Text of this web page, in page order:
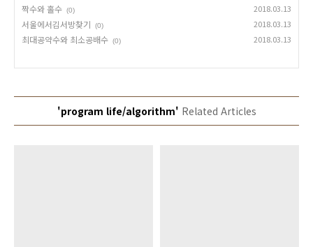
짝수와 홀수 (0) 2018.03.13
서울에서김서방찾기 (0) 2018.03.13
최대공약수와 최소공배수 (0) 2018.03.13
'program life/algorithm' Related Articles